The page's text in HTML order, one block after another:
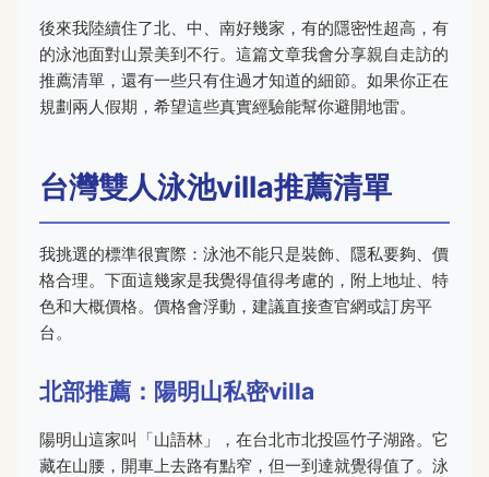
後來我陸續住了北、中、南好幾家，有的隱密性超高，有
的泳池面對山景美到不行。這篇文章我會分享親自走訪的
推薦清單，還有一些只有住過才知道的細節。如果你正在
規劃兩人假期，希望這些真實經驗能幫你避開地雷。
台灣雙人泳池villa推薦清單
我挑選的標準很實際：泳池不能只是裝飾、隱私要夠、價
格合理。下面這幾家是我覺得值得考慮的，附上地址、特
色和大概價格。價格會浮動，建議直接查官網或訂房平
台。
北部推薦：陽明山私密villa
陽明山這家叫「山語林」，在台北市北投區竹子湖路。它
藏在山腰，開車上去路有點窄，但一到達就覺得值了。泳